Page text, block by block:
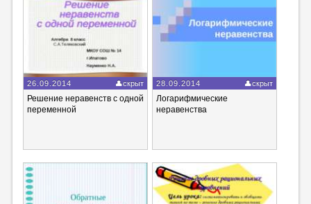
26.09.2014 скрыт
Решение неравенств с одной
переменной
28.09.2014 скрыт
Логарифмические
неравенства